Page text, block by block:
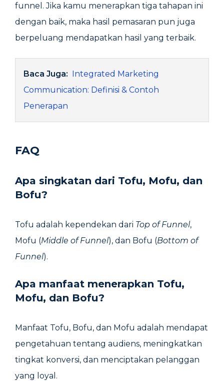
funnel. Jika kamu menerapkan tiga tahapan ini
dengan baik, maka hasil pemasaran pun juga
berpeluang mendapatkan hasil yang terbaik.
Baca Juga: Integrated Marketing
Communication: Definisi & Contoh
Penerapan
FAQ
Apa singkatan dari Tofu, Mofu, dan
Bofu?
Tofu adalah kependekan dari Top of Funnel,
Mofu (Middle of Funnel), dan Bofu (Bottom of
Funnel).
Apa manfaat menerapkan Tofu,
Mofu, dan Bofu?
Manfaat Tofu, Bofu, dan Mofu adalah mendapat
pengetahuan tentang audiens, meningkatkan
tingkat konversi, dan menciptakan pelanggan
yang loyal.